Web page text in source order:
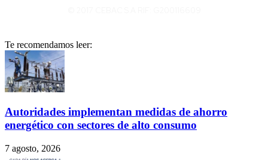
Te recomendamos leer:
Autoridades implementan medidas de ahorro
energético con sectores de alto consumo
7 agosto, 2026